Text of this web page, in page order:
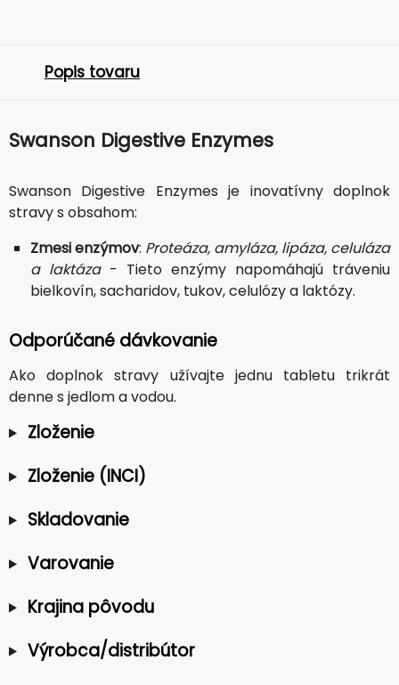
Popis tovaru
Swanson Digestive Enzymes
Swanson Digestive Enzymes je inovatívny doplnok
stravy s obsahom:
Zmesi enzýmov: Proteáza, amyláza, lipáza, celuláza
a laktáza- Tieto enzýmy napomáhajú tráveniu
bielkovín, sacharidov, tukov, celulózy a laktózy.
Odporúčané dávkovanie
Ako doplnok stravy užívajte jednu tabletu trikrát
denne s jedlom a vodou.
Zloženie
Zloženie (INCI)
Skladovanie
Varovanie
Krajina pôvodu
Výrobca/distribútor